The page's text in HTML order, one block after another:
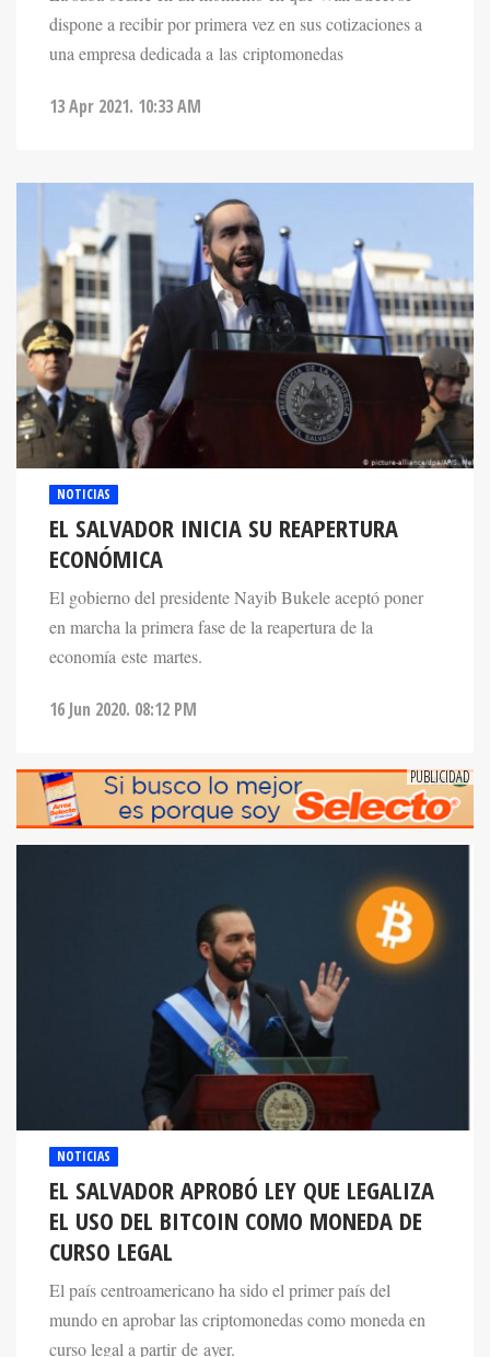
dispone a recibir por primera vez en sus cotizaciones a
una empresa dedicada a las criptomonedas
13 Apr 2021. 10:33 AM
NOTICIAS
EL SALVADOR INICIA SU REAPERTURA
ECONÓMICA
El gobierno del presidente Nayib Bukele aceptó poner
en marcha la primera fase de la reapertura de la
economía este martes.
16 Jun 2020. 08:12 PM
EL SALVADOR APROBÓ LEY QUE LEGALIZA
EL USO DEL BITCOIN COMO MONEDA DE
CURSO LEGAL
El país centroamericano ha sido el primer país del
mundo en aprobar las criptomonedas como moneda en
curso legal a partir de ayer.